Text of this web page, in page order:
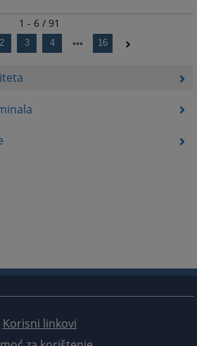
1 - 6 / 91
2 3 4 16
Korisni linkovi